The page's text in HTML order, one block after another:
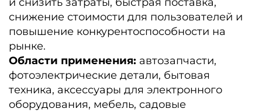
и снизить затраты, быстрая поставка,
снижение стоимости для пользователей и
повышение конкурентоспособности на
рынке.
Области применения: автозапчасти,
фотоэлектрические детали, бытовая
техника, аксессуары для электронного
оборудования, мебель, садовые